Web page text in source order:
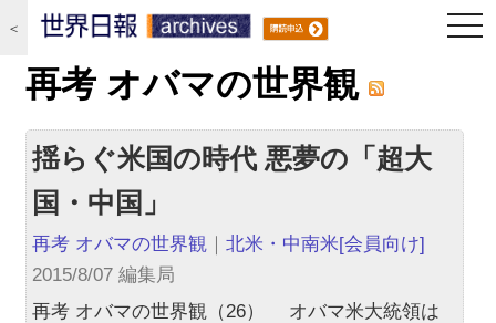
＜
再考 オバマの世界観
揺らぐ米国の時代 悪夢の「超大
国・中国」
再考 オバマの世界観 ｜北米・中南米[会員向け]
2015/8/07 編集局
再考 オバマの世界観（26） オバマ米大統領は